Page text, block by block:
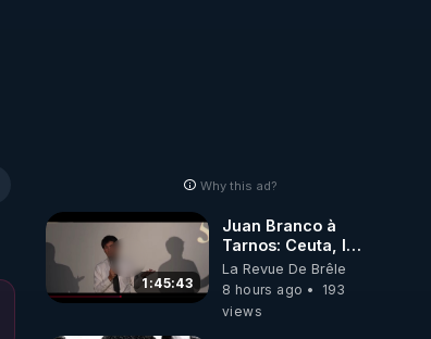
Why this ad?
1:45:43
Juan Branco à
Tarnos: Ceuta, le
narcotrafic et le
pouvoir en France
La Revue De Brêle
8 hours ago
193
views